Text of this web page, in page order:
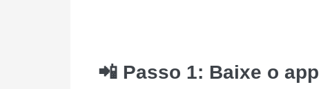
📲 Passo 1: Baixe o